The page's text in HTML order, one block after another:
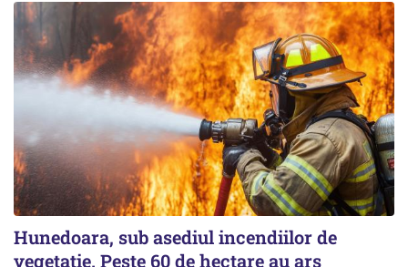
Hunedoara, sub asediul incendiilor de
vegetație. Peste 60 de hectare au ars